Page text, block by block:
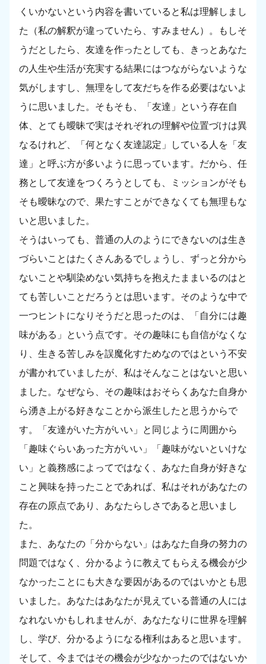
くいかないという内容を書いていると私は理解しまし
た（私の解釈が違っていたら、すみません）。もしそ
うだとしたら、友達を作ったとしても、きっとあなた
の人生や生活が充実する結果にはつながらないような
気がしますし、無理をして友だちを作る必要はないよ
うに思いました。そもそも、「友達」という存在自
体、とても曖昧で実はそれぞれの理解や位置づけは異
なるけれど、「何となく友達認定」している人を「友
達」と呼ぶ方が多いように思っています。だから、任
務として友達をつくろうとしても、ミッションがそも
そも曖昧なので、果たすことができなくても無理もな
いと思いました。
そうはいっても、普通の人のようにできないのは生き
づらいことはたくさんあるでしょうし、ずっと分から
ないことや馴染めない気持ちを抱えたままいるのはと
ても苦しいことだろうとは思います。そのような中で
一つヒントになりそうだと思ったのは、「自分には趣
味がある」という点です。その趣味にも自信がなくな
り、生きる苦しみを誤魔化すためなのではという不安
が書かれていましたが、私はそんなことはないと思い
ました。なぜなら、その趣味はおそらくあなた自身か
ら湧き上がる好きなことから派生したと思うからで
す。「友達がいた方がいい」と同じように周囲から
「趣味ぐらいあった方がいい」「趣味がないといけな
い」と義務感によってではなく、あなた自身が好きな
こと興味を持ったことであれば、私はそれがあなたの
存在の原点であり、あなたらしさであると思いまし
た。
また、あなたの「分からない」はあなた自身の努力の
問題ではなく、分かるように教えてもらえる機会が少
なかったことにも大きな要因があるのではいかとも思
いました。あなたはあなたが見えている普通の人には
なれないかもしれませんが、あなたなりに世界を理解
し、学び、分かるようになる権利はあると思います。
そして、今まではその機会が少なかったのではないか